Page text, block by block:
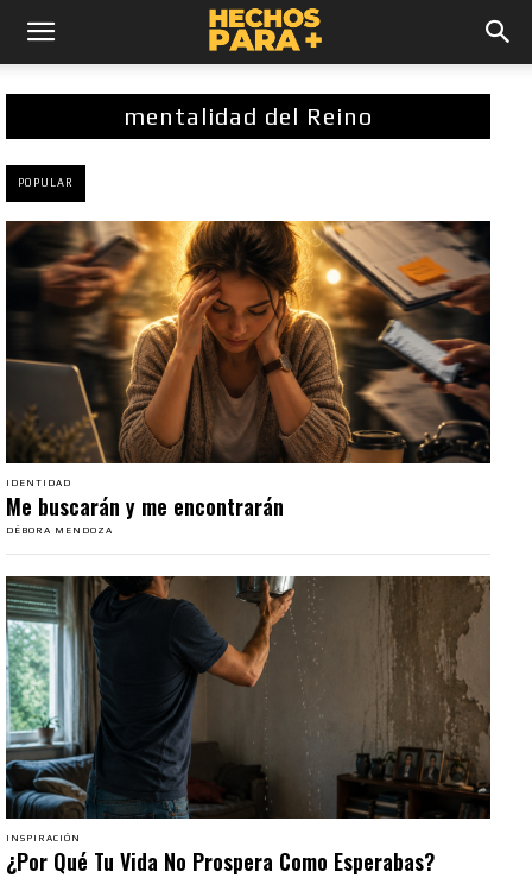
mentalidad del Reino
POPULAR
IDENTIDAD
Me buscarán y me encontrarán
DÉBORA MENDOZA
INSPIRACIÓN
¿Por Qué Tu Vida No Prospera Como Esperabas?